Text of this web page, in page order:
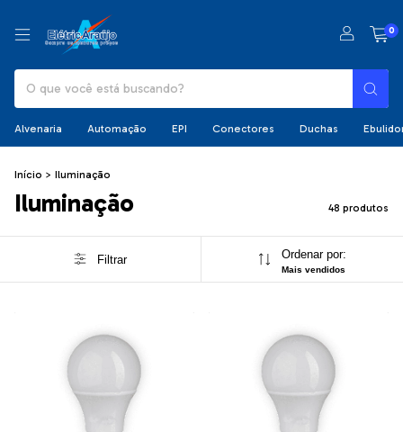
0
Alvenaria Automação EPI Conectores Duchas
Início > Iluminação
Iluminação 48 produtos
Filtrar Ordenar por:
Mais vendidos